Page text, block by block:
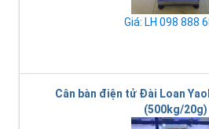
Giá: LH 098 888
Cân bàn điện tử Đài Loan
(500kg/20g)